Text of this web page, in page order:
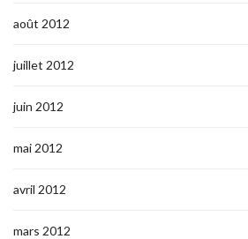
août 2012
juillet 2012
juin 2012
mai 2012
avril 2012
mars 2012